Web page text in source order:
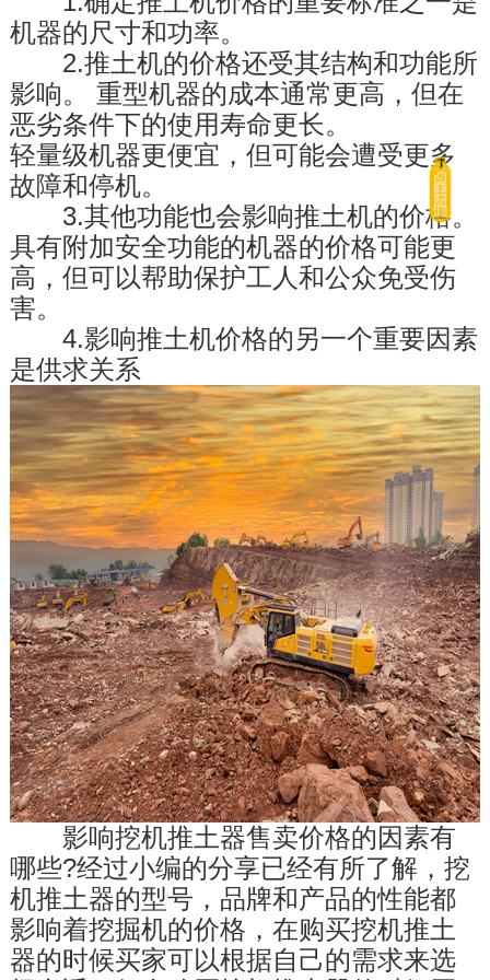
机器的尺寸和功率。
2.推土机的价格还受其结构和功能所
影响。 重型机器的成本通常更高，但在
恶劣条件下的使用寿命更长。
轻量级机器更便宜，但可能会遭受更多
故障和停机。
3.其他功能也会影响推土机的价格。
具有附加安全功能的机器的价格可能更
高，但可以帮助保护工人和公众免受伤
害。
4.影响推土机价格的另一个重要因素
是供求关系
影响挖机推土器售卖价格的因素有
哪些?经过小编的分享已经有所了解，挖
机推土器的型号，品牌和产品的性能都
影响着挖掘机的价格，在购买挖机推土
器的时候买家可以根据自己的需求来选